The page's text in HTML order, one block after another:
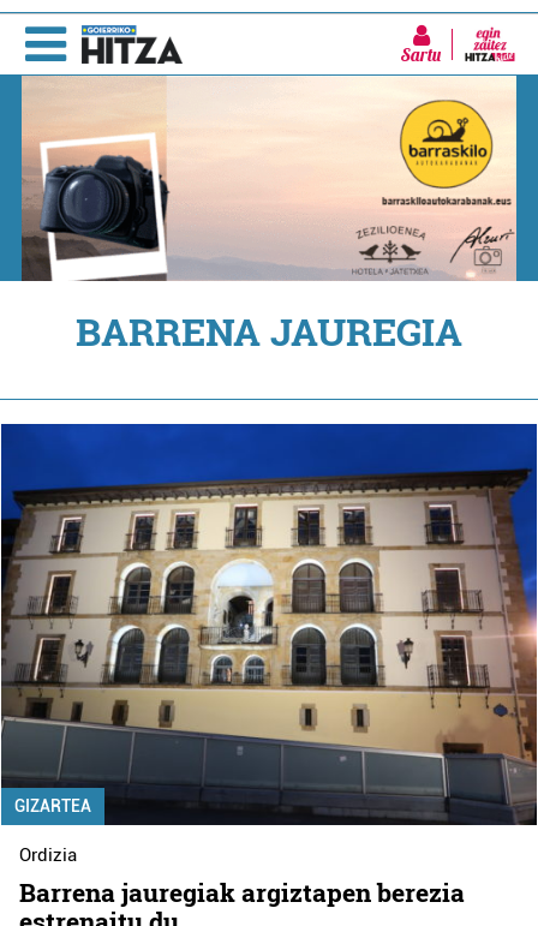
Sartu
BARRENA JAUREGIA
GIZARTEA
Ordizia
Barrena jauregiak argiztapen berezia